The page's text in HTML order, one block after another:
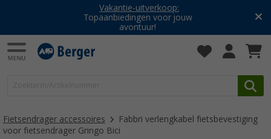
Vakantie-uitverkoop:
Topaanbiedingen voor jouw
avontuur!
Fietsendrager accessoires
Fabbri verlengkabel fietsbevestiging
voor fietsendrager Gringo Bici